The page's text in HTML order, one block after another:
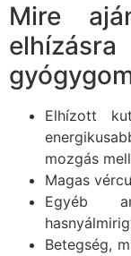
Mire
Elhízott
mozgás
Magas
Egyéb
Betegség,